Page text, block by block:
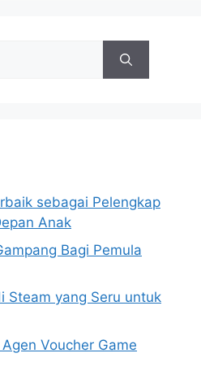
sebagai Pelengkap
Anak
Bagi Pemula
Steam yang Seru untuk
Voucher Game